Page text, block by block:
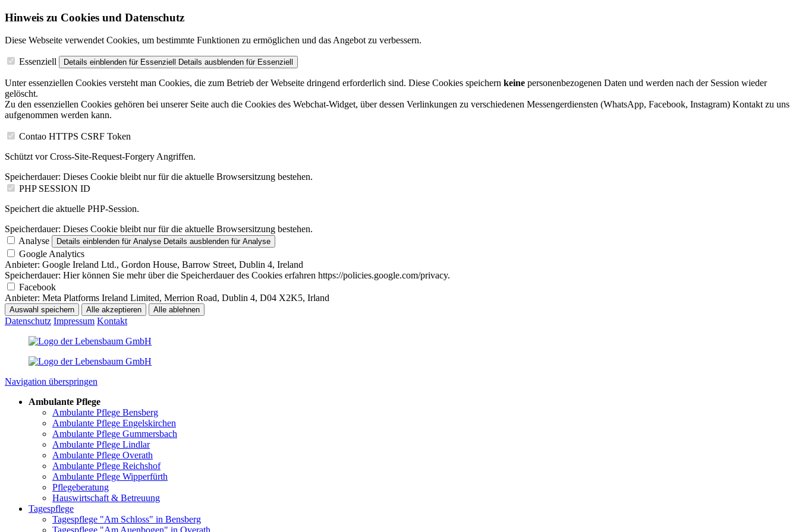
Hinweis zu Cookies und Datenschutz
Diese Webseite verwendet Cookies, um bestimmte Funktionen zu ermöglichen und das Angebot zu verbessern.
Essenziell Details einblenden für Essenziell Details ausblenden für Essenziell
Unter essenziellen Cookies versteht man Cookies, die zum Betrieb der Webseite dringend erforderlich sind. Diese Cookies speichern keine personenbezogenen Daten und werden nach der Session wieder
gelöscht.
Zu den essenziellen Cookies gehören bei unserer Seite auch die Cookies des Webchat-Widget, über dessen Verlinkungen zu verschiedenen Messengerdiensten (WhatsApp, Facebook, Instagram) Kontakt zu uns
aufgenommen werden kann.
Contao HTTPS CSRF Token
Schützt vor Cross-Site-Request-Forgery Angriffen.
Speicherdauer: Dieses Cookie bleibt nur für die aktuelle Browsersitzung bestehen.
PHP SESSION ID
Speichert die aktuelle PHP-Session.
Speicherdauer: Dieses Cookie bleibt nur für die aktuelle Browsersitzung bestehen.
Analyse
Details einblenden für Analyse Details ausblenden für Analyse
Google Analytics
Anbieter: Google Ireland Ltd., Gordon House, Barrow Street, Dublin 4, Ireland
Speicherdauer: Hier können Sie mehr über die Speicherdauer des Cookies erfahren https://policies.google.com/privacy.
Facebook
Anbieter: Meta Platforms Ireland Limited, Merrion Road, Dublin 4, D04 X2K5, Irland
Auswahl speichern Alle akzeptieren Alle ablehnen
Datenschutz Impressum Kontakt
Navigation überspringen
Ambulante Pflege
Ambulante Pflege Bensberg
Ambulante Pflege Engelskirchen
Ambulante Pflege Gummersbach
Ambulante Pflege Lindlar
Ambulante Pflege Overath
Ambulante Pflege Reichshof
Ambulante Pflege Wipperfürth
Pflegeberatung
Hauswirtschaft & Betreuung
Tagespflege
Tagespflege "Am Schloss" in Bensberg